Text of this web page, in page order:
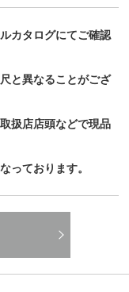
カタログにてご確認
と異なることがござ
扱店店頭などで現品
っております。